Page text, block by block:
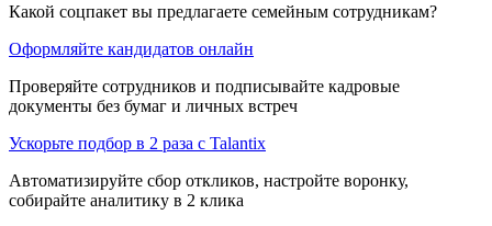
Какой соцпакет вы предлагаете семейным сотрудникам?
Оформляйте кандидатов онлайн
Проверяйте сотрудников и подписывайте кадровые
документы без бумаг и личных встреч
Ускорьте подбор в 2 раза с Talantix
Автоматизируйте сбор откликов, настройте воронку,
собирайте аналитику в 2 клика